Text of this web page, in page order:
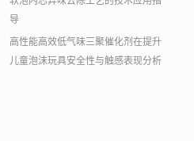
导
高性能高效低气味三聚催化剂在提升
儿童泡沫玩具安全性与触感表现分析